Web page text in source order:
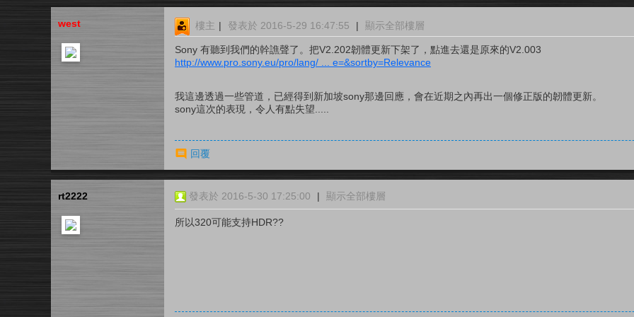
west 樓主 | 發表於 2016-5-29 16:47:55 | 顯示全部樓層
Sony 有聽到我們的幹譙聲了。把V2.202韌體更新下架了，點進去還是原來的V2.003
http://www.pro.sony.eu/pro/lang/ ... e=&sortby=Relevance
我這邊透過一些管道，已經得到新加坡sony那邊回應，會在近期之內再出一個修正版的韌體更新。
sony這次的表現，令人有點失望.....
回覆
rt2222 發表於 2016-5-30 17:25:00 | 顯示全部樓層
所以320可能支持HDR??